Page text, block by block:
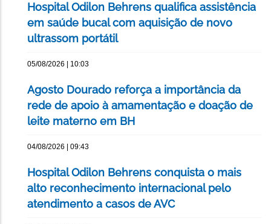
Hospital Odilon Behrens qualifica assistência
em saúde bucal com aquisição de novo
ultrassom portátil
05/08/2026 | 10:03
Agosto Dourado reforça a importância da
rede de apoio à amamentação e doação de
leite materno em BH
04/08/2026 | 09:43
Hospital Odilon Behrens conquista o mais
alto reconhecimento internacional pelo
atendimento a casos de AVC